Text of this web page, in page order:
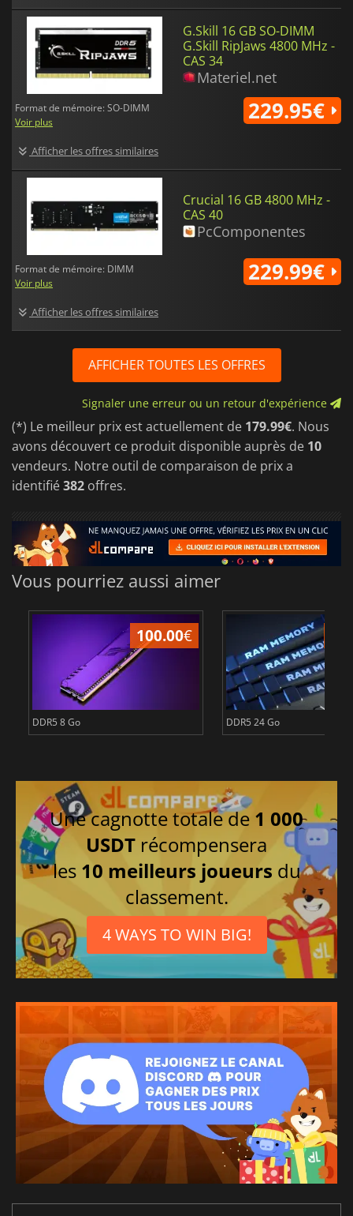
G.Skill 16 GB SO-DIMM
G.Skill RipJaws 4800 MHz -
CAS 34
Materiel.net
Format de mémoire: SO-DIMM
Voir plus
Afficher les offres similaires
229.95€
Crucial 16 GB 4800 MHz -
CAS 40
PcComponentes
Format de mémoire: DIMM
Voir plus
Afficher les offres similaires
229.99€
AFFICHER TOUTES LES OFFRES
Signaler une erreur ou un retour d'expérience
(*) Le meilleur prix est actuellement de 179.99€. Nous
avons découvert ce produit disponible auprès de 10
vendeurs. Notre outil de comparaison de prix a
identifié382 offres.
Vous pourriez aussi aimer
100.00€
DDR5 8 Go DDR5 24 Go
Une cagnotte totale de 1 000
USDT récompensera
les 10 meilleurs joueurs du
classement.
4 WAYS TO WIN BIG!